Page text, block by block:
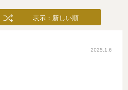
表示：新しい順
2025.1.6